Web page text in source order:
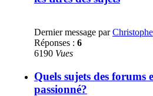
Dernier message parChristophe
Réponses : 6
6190 Vues
Quels sujets des forums
passionné?